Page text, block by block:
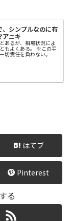
シンプルなのに有
アニキ
あるが、相場状況によ
もよくある。 ※この手
切責任を負わない。
はてブ
Pinterest
る